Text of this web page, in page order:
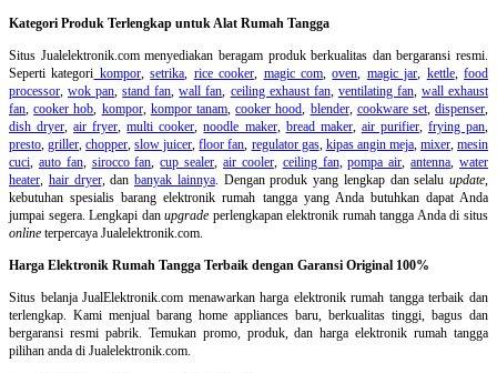
Kategori Produk Terlengkap untuk Alat Rumah Tangga
Situs Jualelektronik.com menyediakan beragam produk berkualitas dan bergaransi resmi.
Seperti kategori kompor,setrika, rice cooker, magic com,oven, magic jar, kettle,food
processor,wok pan,stand fan,wall fan, ceiling exhaust fan, ventilating fan, wall exhaust
fan,cooker hob, kompor, kompor tanam,cooker hood, blender, cookware set,dispenser,
dish dryer,air fryer,multi cooker,noodle maker, bread maker, air purifier, frying pan,
presto,griller,chopper,slow juicer,floor fan, regulator gas, kipas angin meja, mixer,mesin
cuci, auto fan, sirocco fan,cup sealer,air cooler, ceiling fan,pompa air,antenna,water
heater, hair dryer, dan banyak lainnya. Dengan produk yang lengkap dan selalu update,
kebutuhan spesialis barang elektronik rumah tangga yang Anda butuhkan dapat Anda
jumpai segera. Lengkapi danupgrade perlengkapan elektronik rumah tangga Anda di situs
online terpercaya Jualelektronik.com.
Harga Elektronik Rumah Tangga Terbaik dengan Garansi Original 100%
Situs belanjaJualElektronik.com menawarkan harga elektronik rumah tangga terbaik dan
terlengkap. Kami menjual barang home appliances baru, berkualitas tinggi, bagus dan
bergaransi resmi pabrik. Temukan promo, produk, dan harga elektronik rumah tangga
pilihan anda di Jualelektronik.com.